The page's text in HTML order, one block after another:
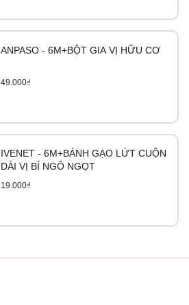
ANPASO - 6M+BỘT GIA VỊ HỮU CƠ
49.000₫
IVENET - 6M+BÁNH GẠO LỨT CUỘN
DÀI VỊ BÍ NGÔ NGỌT
19.000₫